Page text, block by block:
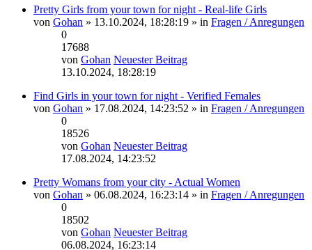
Pretty Girls from your town for night - Real-life Girls
von Gohan » 13.10.2024, 18:28:19 » in Fragen / Anregungen
0
17688
von Gohan Neuester Beitrag
13.10.2024, 18:28:19
Find Girls in your town for night - Verified Females
von Gohan » 17.08.2024, 14:23:52 » in Fragen / Anregungen
0
18526
von Gohan Neuester Beitrag
17.08.2024, 14:23:52
Pretty Womans from your city - Actual Women
von Gohan » 06.08.2024, 16:23:14 » in Fragen / Anregungen
0
18502
von Gohan Neuester Beitrag
06.08.2024, 16:23:14